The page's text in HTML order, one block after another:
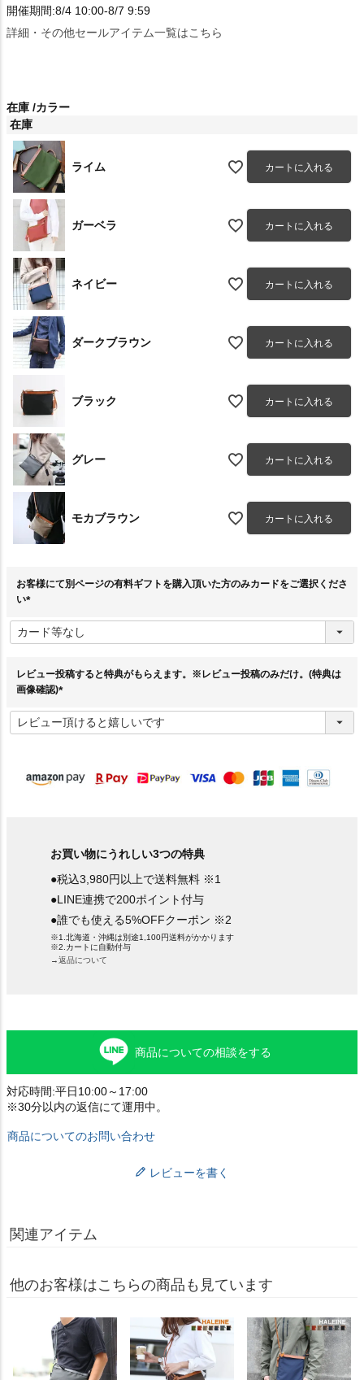
開催期間:8/4 10:00-8/7 9:59
詳細・その他セールアイテム一覧はこちら
在庫 カラー
在庫
ライム カートに入れる
ガーベラ カートに入れる
ネイビー カートに入れる
ダークブラウン カートに入れる
ブラック カートに入れる
グレー カートに入れる
モカブラウン カートに入れる
お客様にて別ページの有料ギフトを購入頂いた方のみカードをご選択くださ
い
必
須
レビュー投稿すると特典がもらえます。※レビュー投稿のみだけ。(特典は
画像確認)
必
須
お買い物にうれしい3つの特典
●税込3,980円以上で送料無料 ※1
●LINE連携で200ポイント付与
●誰でも使える5%OFFクーポン ※2
※1.北海道・沖縄は別途1,100円送料がかかります
※2.カートに自動付与
→返品について
商品についての相談をする
対応時間:平日10:00～17:00
※30分以内の返信にて運用中。
商品についてのお問い合わせ
レビューを書く
関連アイテム
他のお客様はこちらの商品も見ています